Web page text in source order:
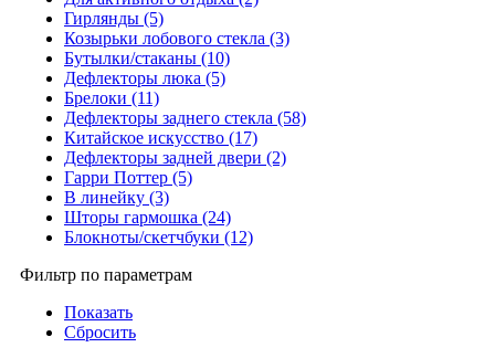
Гирлянды (5)
Козырьки лобового стекла (3)
Бутылки/стаканы (10)
Дефлекторы люка (5)
Брелоки (11)
Дефлекторы заднего стекла (58)
Китайское искусство (17)
Дефлекторы задней двери (2)
Гарри Поттер (5)
В линейку (3)
Шторы гармошка (24)
Блокноты/скетчбуки (12)
Фильтр по параметрам
Показать
Сбросить